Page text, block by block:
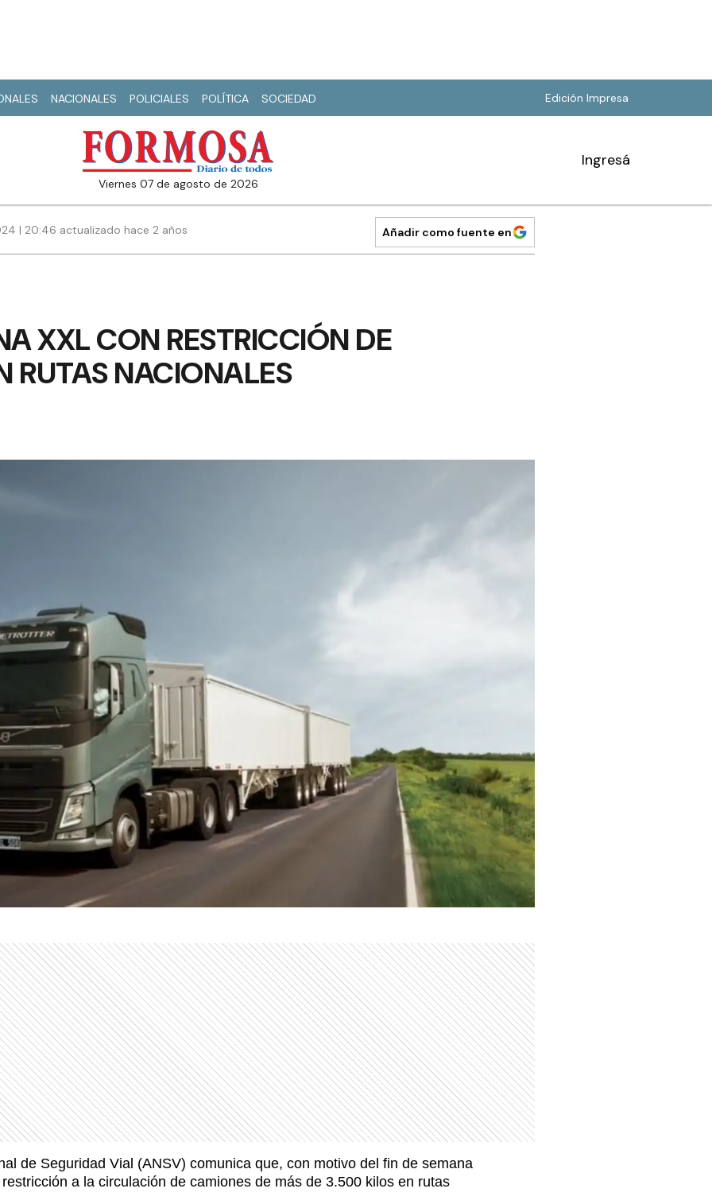
NACIONALES POLICIALES POLÍTICA SOCIEDAD Edición Impresa
viernes 07 de agosto de 2026
Ingresá
| 20:46 actualizado hace 2 años Añadir como fuente en
XXL CON RESTRICCIÓN DE
RUTAS NACIONALES
de Seguridad Vial (ANSV) comunica que, con motivo del fin de semana
a la circulación de camiones de más de 3.500 kilos en rutas